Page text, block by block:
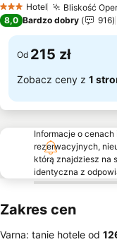
3 Kategoria
Hotel Bliskość
8,0 Bardzo dobry 916
Od 215 zł
Zobacz ceny z 1
Informacje o
rezerwacyjnych,
którą znajdziesz na
identyczna z
Zakres cen
Varna: tanie hotele od